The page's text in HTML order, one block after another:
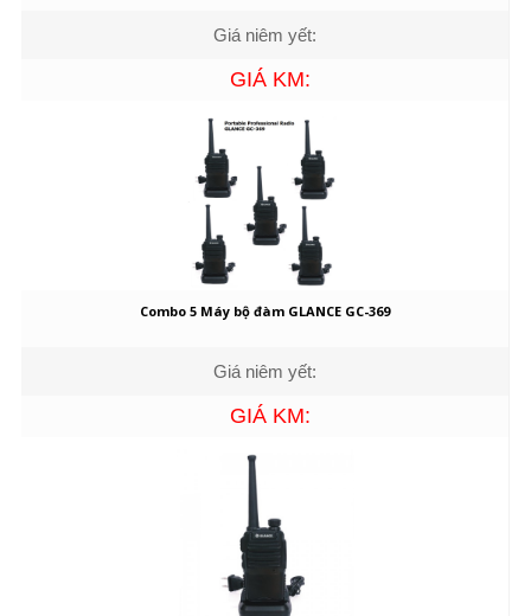
Giá niêm yết:
GIÁ KM:
Combo 5 Máy bộ đàm GLANCE GC-369
Giá niêm yết:
GIÁ KM: